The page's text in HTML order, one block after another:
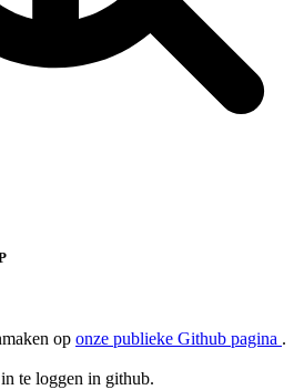
op onze publieke Github pagina .
te loggen in github.